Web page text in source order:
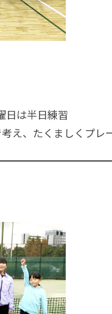
日は半日練習
え、たくましくプレ